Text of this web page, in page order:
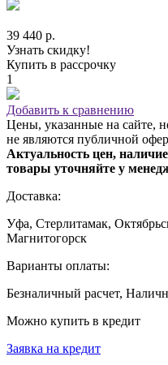
39 440 р.
Узнать скидку!
Купить в рассрочку
1
Добавить к сравнению
Цены, указанные на сайте,
не являются публичной
Актуальность цен,
товары уточняйте у
Доставка:
Уфа, Стерлитамак,
Магнитогорск
Варианты оплаты:
Безналичный расчет,
Можно купить в кредит
Заявка на кредит